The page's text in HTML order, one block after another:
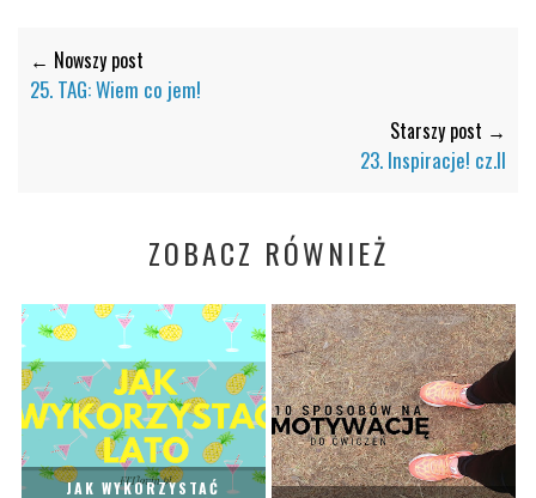
← Nowszy post
25. TAG: Wiem co jem!
Starszy post →
23. Inspiracje! cz.II
ZOBACZ RÓWNIEŻ
JAK WYKORZYSTAĆ